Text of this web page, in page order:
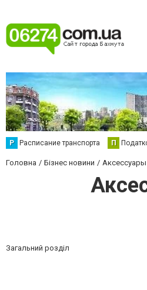
Р Расписание транспорта П
Головна Бізнес новини
Загальний розділ